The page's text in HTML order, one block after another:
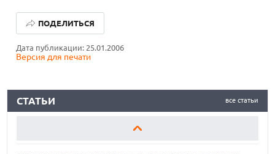
Дата публикации: 25.01.2006
Версия для печати
ПОДЕЛИТЬСЯ
все статьи
СТАТЬИ
ЛУЧШИЕ ВИДЕОРЕГИСТРАТОРЫ В 2026 ГОДУ
КАК БЕЗОПАСНО КУПИТЬ Б/У СМАРТФОН
КАК БЕЗОПАСНО КУПИТЬ Б/У СМАРТФОН